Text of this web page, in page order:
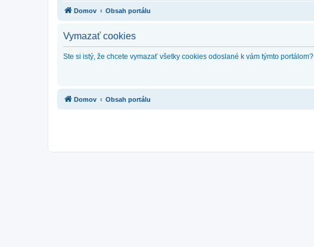
Domov Obsah portálu
Vymazať cookies
Ste si istý, že chcete vymazať všetky cookies odoslané k vám týmto portálom?
Domov Obsah portálu